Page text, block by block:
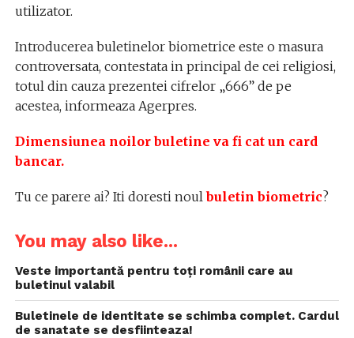
utilizator.
Introducerea buletinelor biometrice este o masura
controversata, contestata in principal de cei religiosi,
totul din cauza prezentei cifrelor „666” de pe
acestea, informeaza Agerpres.
Dimensiunea noilor buletine va fi cat un card
bancar.
Tu ce parere ai? Iti doresti noulbuletin biometric?
You may also like...
Veste importantă pentru toți românii care au
buletinul valabil
Buletinele de identitate se schimba complet. Cardul
de sanatate se desfiinteaza!